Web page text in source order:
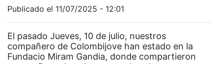
Publicado el 11/07/2025 - 12:01
El pasado Jueves, 10 de julio, nuestros
compañero de Colombijove han estado en la
Fundacio Miram Gandia, donde compartieron